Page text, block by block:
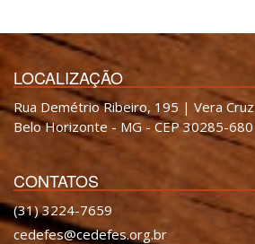
LOCALIZAÇÃO
Rua Demétrio Ribeiro, 195 | Vera Cruz
Belo Horizonte - MG - CEP 30285-680
CONTATOS
(31) 3224-7659
cedefes@cedefes.org.br